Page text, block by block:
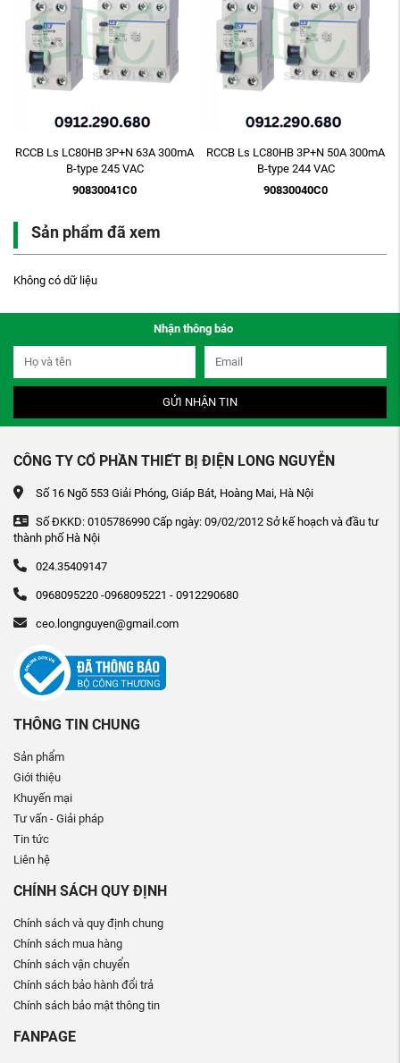
RCCB Ls LC80HB 3P+N 63A 300mA
B-type 245 VAC
90830041C0
RCCB Ls LC80HB 3P+N 50A 300mA
B-type 244 VAC
90830040C0
Sản phẩm đã xem
Không có dữ liệu
Nhận thông báo
GỬI NHẬN TIN
CÔNG TY CỔ PHẦN THIẾT BỊ ĐIỆN LONG NGUYỄN
Số 16 Ngõ 553 Giải Phóng, Giáp Bát, Hoàng Mai, Hà Nội
Số ĐKKD: 0105786990 Cấp ngày: 09/02/2012 Sở kế hoạch và đầu tư
thành phố Hà Nội
024.35409147
0968095220 -0968095221 - 0912290680
ceo.longnguyen@gmail.com
THÔNG TIN CHUNG
Sản phẩm
Giới thiệu
Khuyến mại
Tư vấn - Giải pháp
Tin tức
Liên hệ
CHÍNH SÁCH QUY ĐỊNH
Chính sách và quy định chung
Chính sách mua hàng
Chính sách vận chuyển
Chính sách bảo hành đổi trả
Chính sách bảo mật thông tin
FANPAGE